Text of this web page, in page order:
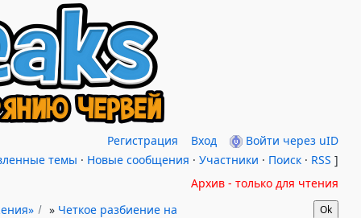
Регистрация Вход
Войти через uID
темы · Новые сообщения · Участники · Поиск · RSS ]
Архив - только для чтения
» Четкое разбиение на